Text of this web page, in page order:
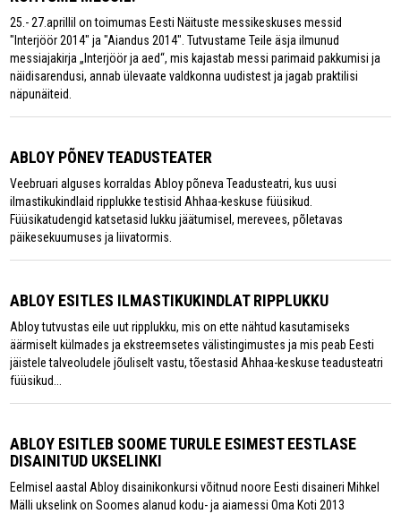
25.- 27.aprillil on toimumas Eesti Näituste messikeskuses messid
"Interjöör 2014" ja "Aiandus 2014". Tutvustame Teile äsja ilmunud
messiajakirja „Interjöör ja aed“, mis kajastab messi parimaid pakkumisi ja
näidisarendusi, annab ülevaate valdkonna uudistest ja jagab praktilisi
näpunäiteid.
ABLOY PÕNEV TEADUSTEATER
Veebruari alguses korraldas Abloy põneva Teadusteatri, kus uusi
ilmastikukindlaid ripplukke testisid Ahhaa-keskuse füüsikud.
Füüsikatudengid katsetasid lukku jäätumisel, merevees, põletavas
päikesekuumuses ja liivatormis.
ABLOY ESITLES ILMASTIKUKINDLAT RIPPLUKKU
Abloy tutvustas eile uut ripplukku, mis on ette nähtud kasutamiseks
äärmiselt külmades ja ekstreemsetes välistingimustes ja mis peab Eesti
jäistele talveoludele jõuliselt vastu, tõestasid Ahhaa-keskuse teadusteatri
füüsikud...
ABLOY ESITLEB SOOME TURULE ESIMEST EESTLASE
DISAINITUD UKSELINKI
Eelmisel aastal Abloy disainikonkursi võitnud noore Eesti disaineri Mihkel
Mälli ukselink on Soomes alanud kodu- ja aiamessi Oma Koti 2013